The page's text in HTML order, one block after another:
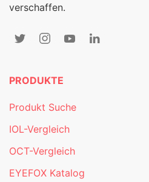
verschaffen.
PRODUKTE
Produkt Suche
IOL-Vergleich
OCT-Vergleich
EYEFOX Katalog